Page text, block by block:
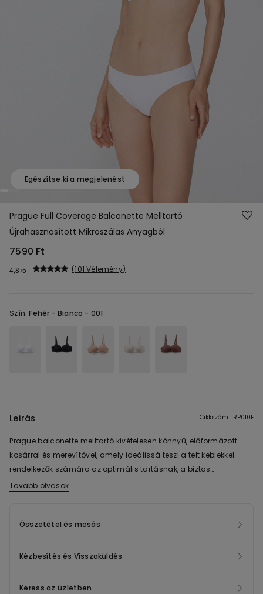
Egészítse ki a megjelenést
Prague Full Coverage Balconette Melltartó
Újrahasznosított Mikroszálas Anyagból
7590 Ft
4,8 101 Vélemény
Szín:Fehér -Bianco - 001
Leírás Cikkszám: 1RP010F
Prague balconette melltartó kivételesen könnyű, előformázott
kosárral és merevítővel, amely ideálissá teszi a telt keblekkel
rendelkezők számára az optimális tartásnak, a biztos
illeszkedésnek és a testhezálló fazonnak köszönhetően. A
Ez a termék Econyl ® újrahasznosított nejlont tartalmaz, amelyet
szőnyegekből regeneráltak. Az Econyl ® ugyanazokkal a
Tovább olvasok
Összetétel és mosás
Kézbesítés és Visszaküldés
Keress az üzletben